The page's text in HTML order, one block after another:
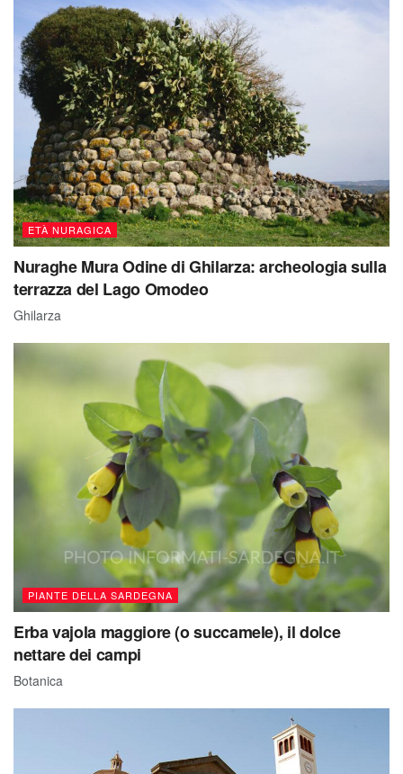
ETÀ NURAGICA
Nuraghe Mura Odine di Ghilarza: archeologia sulla
terrazza del Lago Omodeo
Ghilarza
PIANTE DELLA SARDEGNA
Erba vajola maggiore (o succamele), il dolce
nettare dei campi
Botanica